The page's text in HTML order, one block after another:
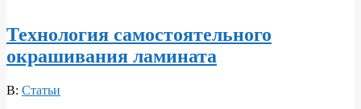
Технология самостоятельного
окрашивания ламината
2018-
В: Статьи